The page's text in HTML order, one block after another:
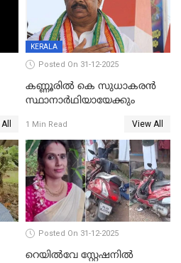
KERALA
Posted On 31-12-2025
കണ്ണൂരിൽ കെ സുധാകരൻ
സ്ഥാനാർഥിയായേക്കും
1 Min Read View All
Posted On 31-12-2025
റെയിൽവേ സ്റ്റേഷനിൽ